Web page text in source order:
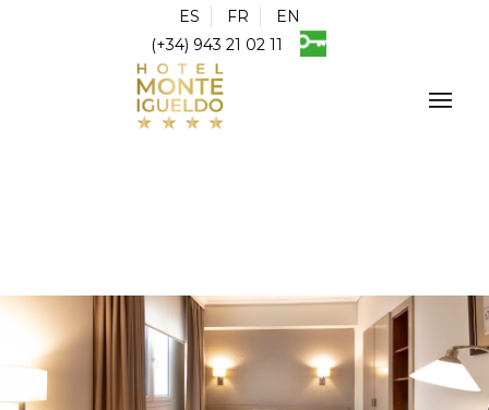
ES FR
EN
(+34) 943 21 02 11